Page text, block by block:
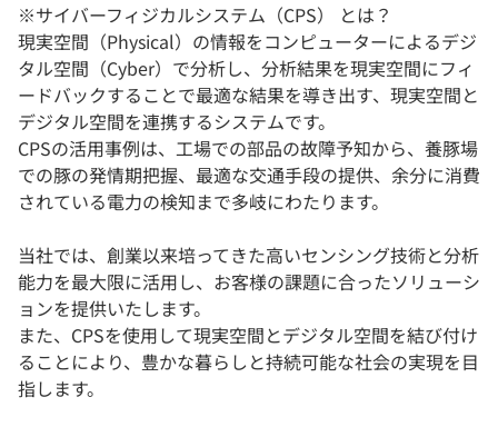
※サイバーフィジカルシステム（CPS） とは？
現実空間（Physical）の情報をコンピューターによるデジ
タル空間（Cyber）で分析し、分析結果を現実空間にフィ
ードバックすることで最適な結果を導き出す、現実空間と
デジタル空間を連携するシステムです。
CPSの活用事例は、工場での部品の故障予知から、養豚場
での豚の発情期把握、最適な交通手段の提供、余分に消費
されている電力の検知まで多岐にわたります。
当社では、創業以来培ってきた高いセンシング技術と分析
能力を最大限に活用し、お客様の課題に合ったソリューシ
ョンを提供いたします。
また、CPSを使用して現実空間とデジタル空間を結び付け
ることにより、豊かな暮らしと持続可能な社会の実現を目
指します。